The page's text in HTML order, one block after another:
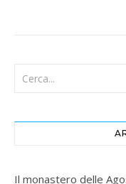
Il monastero delle